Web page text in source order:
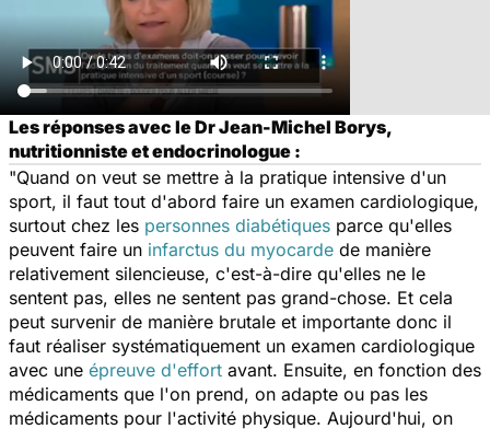
Les réponses avec le Dr Jean-Michel Borys,
nutritionniste et endocrinologue :
"Quand on veut se mettre à la pratique intensive d'un
sport, il faut tout d'abord faire un examen cardiologique,
surtout chez les personnes diabétiques parce qu'elles
peuvent faire un infarctus du myocarde de manière
relativement silencieuse, c'est-à-dire qu'elles ne le
sentent pas, elles ne sentent pas grand-chose. Et cela
peut survenir de manière brutale et importante donc il
faut réaliser systématiquement un examen cardiologique
avec une épreuve d'effort avant. Ensuite, en fonction des
médicaments que l'on prend, on adapte ou pas les
médicaments pour l'activité physique. Aujourd'hui, on